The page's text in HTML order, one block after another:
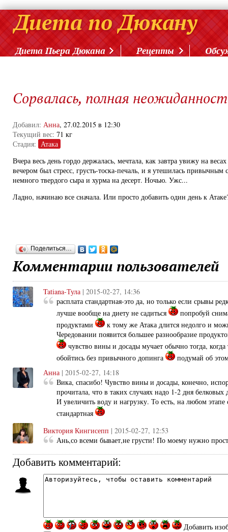
Диета Пьера Дюкана Рецепты
Сорвалась, полная
Добавил: Анна, 27.02.2015 в 12:30
Текущий вес: 71 кг
Стадия: Атака
Вчера весь день гордо держалась, мечтала, как завтра увижу на
вечером был стресс, грусть-тоска-печаль, и я утешилась привычным
немного твердого сыра и хурма на десерт. Ночью. Ужс...
Ладно, начинаю все сначала. Или просто добавить один день к
Поделиться…
Комментарии пользователей
Tatiana-Тула | 2015-02-27, 14:36
расплата стандартная-это да, но только если срывы
лучше вообще на диету не садиться
попробуй
продуктами
к тому же Атака длится недолго и
Чередовании появится большее разнообразие
чувство вины и досады мучает обычно тогда,
обойтись без привычного допинга
подумай об
Анна | 2015-02-27, 14:18
Вика, спасибо! Чувство вины и досады, конечно,
прочитала, что в таких случаях надо 1-2 дня
И увеличить воду и нагрузку. То есть, на любом
стандартная
Виктория Кингисепп | 2015-02-27, 12:53
Ань,со всеми бывает,не грусти! По моему нужно
Добавить комментарий:
Добавить